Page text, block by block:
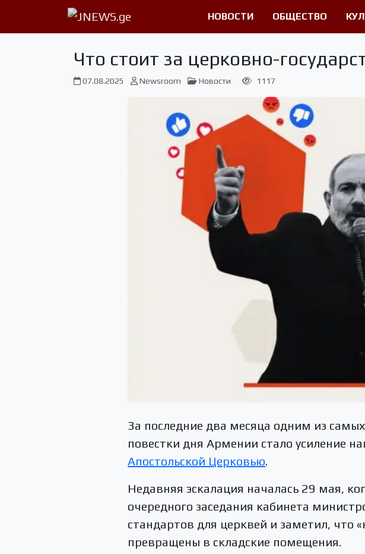
НОВОСТИ ОБЩЕСТВО
Что стоит за церковно-
07.08.2025 Newsroom Новости 1117
За последние два месяца одним из
повестки дня Армении стало усиление
Апостольской Церковью.
Недавняя эскалация началась 29 мая,
очередного заседания кабинета
стандартов для церквей и заметил, что
превращены в складские помещения.